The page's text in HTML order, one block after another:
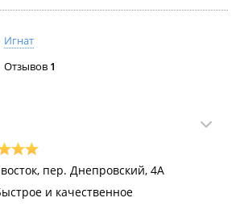
Игнат
Отзывов 1
пер. Днепровский, 4А
и качественное